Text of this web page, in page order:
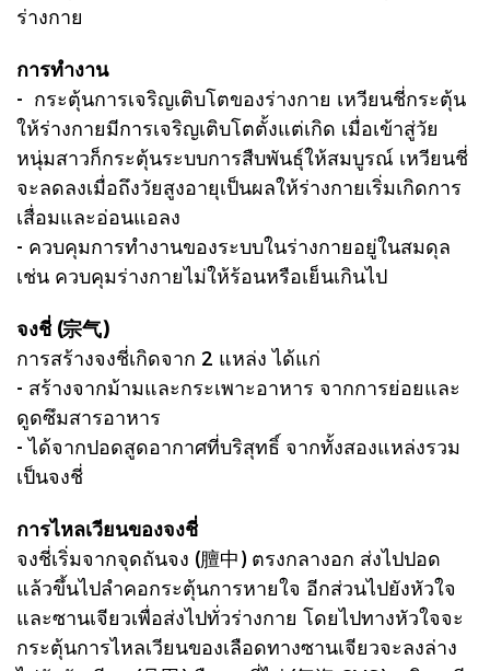
ร่างกาย
การทำงาน
- กระตุ้นการเจริญเติบโตของร่างกาย เหวียนชี่กระตุ้น
ให้ร่างกายมีการเจริญเติบโตตั้งแต่เกิด เมื่อเข้าสู่วัย
หนุ่มสาวก็กระตุ้นระบบการสืบพันธุ์ให้สมบูรณ์ เหวียนชี่
จะลดลงเมื่อถึงวัยสูงอายุเป็นผลให้ร่างกายเริ่มเกิดการ
เสื่อมและอ่อนแอลง
- ควบคุมการทำงานของระบบในร่างกายอยู่ในสมดุล
เช่น ควบคุมร่างกายไม่ให้ร้อนหรือเย็นเกินไป
จงชี่ (宗气)
การสร้างจงชี่เกิดจาก 2 แหล่ง ได้แก่
- สร้างจากม้ามและกระเพาะอาหาร จากการย่อยและ
ดูดซึมสารอาหาร
- ได้จากปอดสูดอากาศที่บริสุทธิ์ จากทั้งสองแหล่งรวม
เป็นจงชี่
การไหลเวียนของจงชี่
จงชี่เริ่มจากจุดถันจง (膻中) ตรงกลางอก ส่งไปปอด
แล้วขึ้นไปลำคอกระตุ้นการหายใจ อีกส่วนไปยังหัวใจ
และซานเจียวเพื่อส่งไปทั่วร่างกาย โดยไปทางหัวใจจะ
กระตุ้นการไหลเวียนของเลือดทางซานเจียวจะลงล่าง